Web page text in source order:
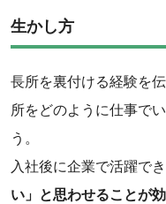
生かし方
長所を裏付ける経験を
所をどのように仕事で
う。
入社後に企業で活躍で
い」と思わせることが